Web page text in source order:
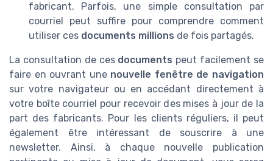
fabricant. Parfois, une simple consultation par
courriel peut suffire pour comprendre comment
utiliser ces documents millions de fois partagés.
La consultation de ces documents peut facilement se
faire en ouvrant une nouvelle fenêtre de navigation
sur votre navigateur ou en accédant directement à
votre boîte courriel pour recevoir des mises à jour de la
part des fabricants. Pour les clients réguliers, il peut
également être intéressant de souscrire à une
newsletter. Ainsi, à chaque nouvelle publication